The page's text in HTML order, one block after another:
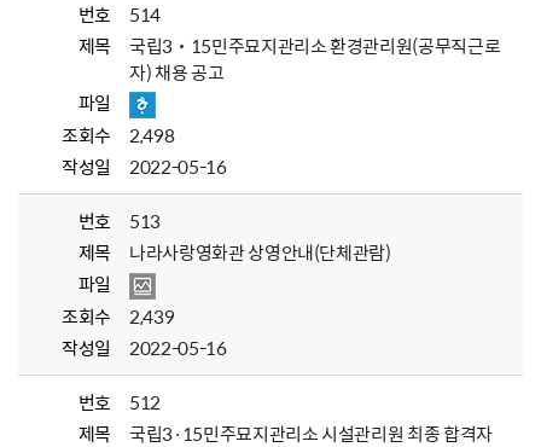
번호
514
제목
국립3˙15민주묘지관리소 환경관리원(공무직근로
자) 채용 공고
파일
조회수
2,498
작성일
2022-05-16
번호
513
제목
나라사랑영화관 상영안내(단체관람)
파일
조회수
2,439
작성일
2022-05-16
번호
512
제목
국립3·15민주묘지관리소 시설관리원 최종 합격자